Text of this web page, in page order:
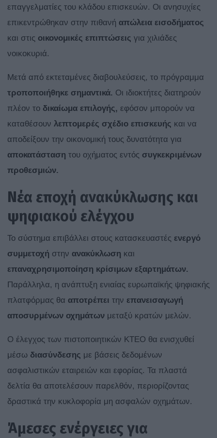
επαγγελματίες του κλάδου επισκευών. Οι ανησυχίες
επικεντρώθηκαν στην πιθανή απώλεια εισοδήματος
και στις οικονομικές επιπτώσεις για χιλιάδες
νοικοκυριά.
Μετά από εκτεταμένες διαβουλεύσεις, το πρόγραμμα
τροποποιήθηκε σημαντικά. Οι ιδιοκτήτες διατηρούν
πλέον το δικαίωμα επιλογής, εφόσον μπορούν να
καταθέσουν λεπτομερές σχέδιο επισκευής και να
αποδείξουν την οικονομική τους δυνατότητα για
αποκατάσταση του οχήματος εντός συγκεκριμένων
προθεσμιών.
Νέα εποχή ανακύκλωσης και
ψηφιακού ελέγχου
Το σύστημα επιβάλλει στους κατασκευαστές ενεργό
συμμετοχή στην ανακύκλωση και
επαναχρησιμοποίηση κρίσιμων εξαρτημάτων.
Παράλληλα, η ανάπτυξη ενιαίας ευρωπαϊκής ψηφιακής
πλατφόρμας θα αποτρέπει την επανεισαγωγή
αποσυρμένων οχημάτων μεταξύ κρατών μελών.
Ο έλεγχος των πιστοποιητικών ΚΤΕΟ θα ενισχυθεί
μέσω διασύνδεσης με βάσεις δεδομένων
ασφαλιστικών εταιρειών και εφορίας. Τα πλαστά
δελτία θα αποτελέσουν παρελθόν, περιορίζοντας
δραστικά την κυκλοφορία μη ασφαλών οχημάτων.
Άμεσες ενέργειες για